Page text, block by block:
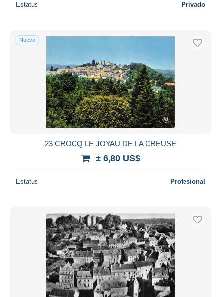
Estatus Privado
Nuevo
23 CROCQ LE JOYAU DE LA CREUSE
± 6,80 US$
Estatus Profesional